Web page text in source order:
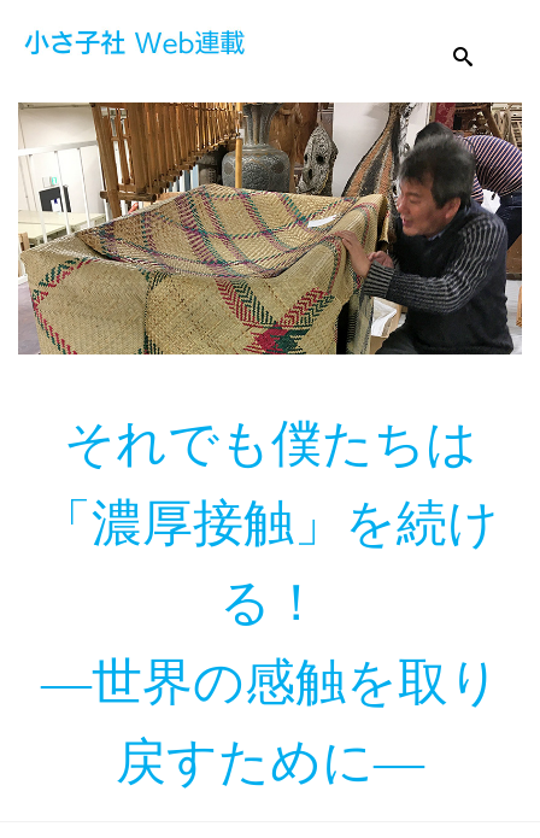
それでも僕たちは
「濃厚接触」を続け
る！
―世界の感触を取り
戻すために―